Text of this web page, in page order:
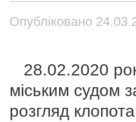
Опубліковано
28.02.2020
міським судом
розгляд